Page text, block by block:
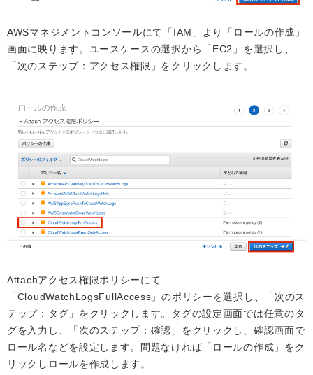
AWSマネジメントコンソールにて「IAM」より「ロールの作成」
画面に映ります。ユースケースの選択から「EC2」を選択し、
「次のステップ：アクセス権限」をクリックします。
Attachアクセス権限ポリシーにて
「CloudWatchLogsFullAccess」のポリシーを選択し、「次のス
テップ：タグ」をクリックします。タグの設定画面では任意のタ
グを入力し、「次のステップ：確認」をクリックし、確認画面で
ロール名などを設定します。問題なければ「ロールの作成」をク
リックしロールを作成します。